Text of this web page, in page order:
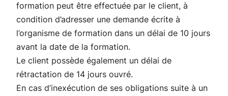
formation peut être effectuée par le client, à
condition d’adresser une demande écrite à
l’organisme de formation dans un délai de 10 jours
avant la date de la formation.
Le client possède également un délai de
rétractation de 14 jours ouvré.
En cas d’inexécution de ses obligations suite à un